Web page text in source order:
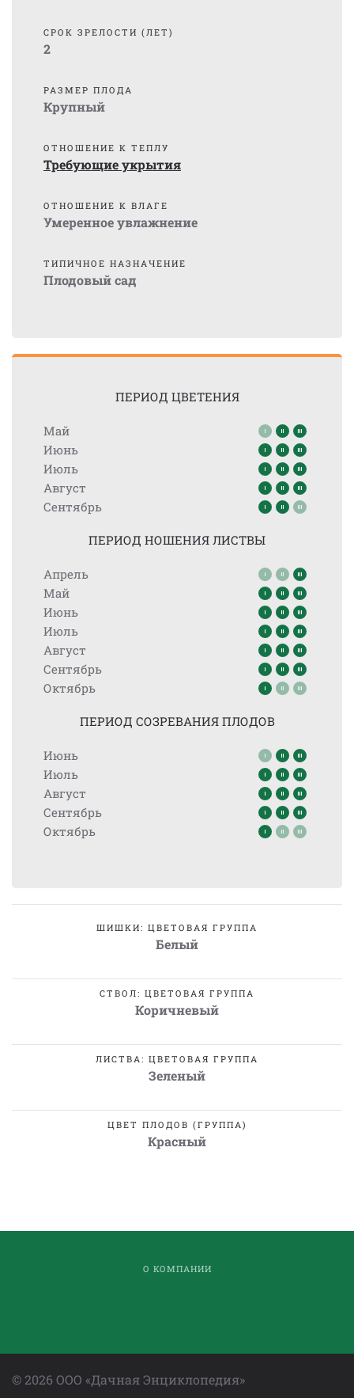
СРОК ЗРЕЛОСТИ (ЛЕТ)
2
РАЗМЕР ПЛОДА
Крупный
ОТНОШЕНИЕ К ТЕПЛУ
Требующие укрытия
ОТНОШЕНИЕ К ВЛАГЕ
Умеренное увлажнение
ТИПИЧНОЕ НАЗНАЧЕНИЕ
Плодовый сад
ПЕРИОД ЦВЕТЕНИЯ
Май
Июнь
Июль
Август
Сентябрь
ПЕРИОД НОШЕНИЯ ЛИСТВЫ
Апрель
Май
Июнь
Июль
Август
Сентябрь
Октябрь
ПЕРИОД СОЗРЕВАНИЯ ПЛОДОВ
Июнь
Июль
Август
Сентябрь
Октябрь
ШИШКИ: ЦВЕТОВАЯ ГРУППА
Белый
СТВОЛ: ЦВЕТОВАЯ ГРУППА
Коричневый
ЛИСТВА: ЦВЕТОВАЯ ГРУППА
Зеленый
ЦВЕТ ПЛОДОВ (ГРУППА)
Красный
О КОМПАНИИ
©2026 ООО «Дачная Энциклопедия»